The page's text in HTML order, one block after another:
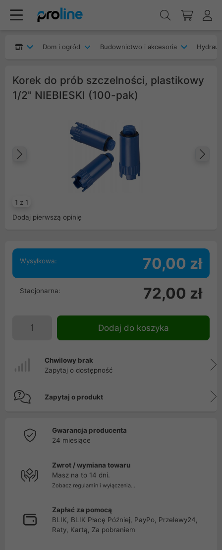
Dom i ogród Budownictwo i akcesoria
Korek do prób szczelności, plastikowy
1/2" NIEBIESKI (100-pak)
1 z 1
Poprzedni
Dodaj pierwszą opinię
Wysyłkowa: 70,00 zł
Stacjonarna: 72,00 zł
Dodaj do koszyka
Chwilowy brak
Zapytaj o dostępność
Zapytaj o produkt
Gwarancja producenta
24 miesiące
Zwrot / wymiana towaru
Masz na to 14 dni.
Zobacz regulamin i wyłączenia...
Zapłać za pomocą
BLIK, BLIK Płacę Później, PayPo, Przelewy24,
Raty, Kartą, Za pobraniem